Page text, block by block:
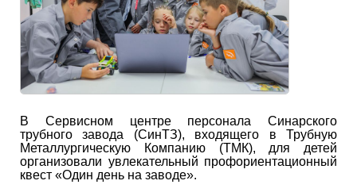
В Сервисном центре персонала Синарского
трубного завода (СинТЗ), входящего в Трубную
Металлургическую Компанию (ТМК), для детей
организовали увлекательный профориентационный
квест «Один день на заводе».